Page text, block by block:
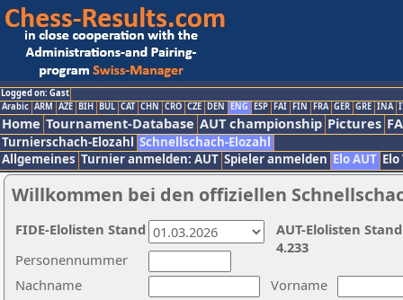
Logged on: Gast
Arabic ARM AZE BIH BUL CAT CHN CRO CZE DEN ENG ESP FAI FIN FRA GER GRE INA
Home Tournament-Database AUT championship Pictures
Turnierschach-Elozahl Schnellschach-Elozahl
Allgemeines Turnier anmelden: AUT Spieler anmelden Elo AUT
Willkommen bei den offiziellen
Nachname
Vorname
Personennummer
AUT-Elolisten
4.233
FIDE-Elolisten Stand